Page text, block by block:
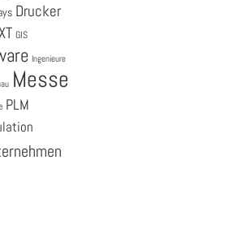
Drucker
GIS
Ingenieure
Messe
PLM